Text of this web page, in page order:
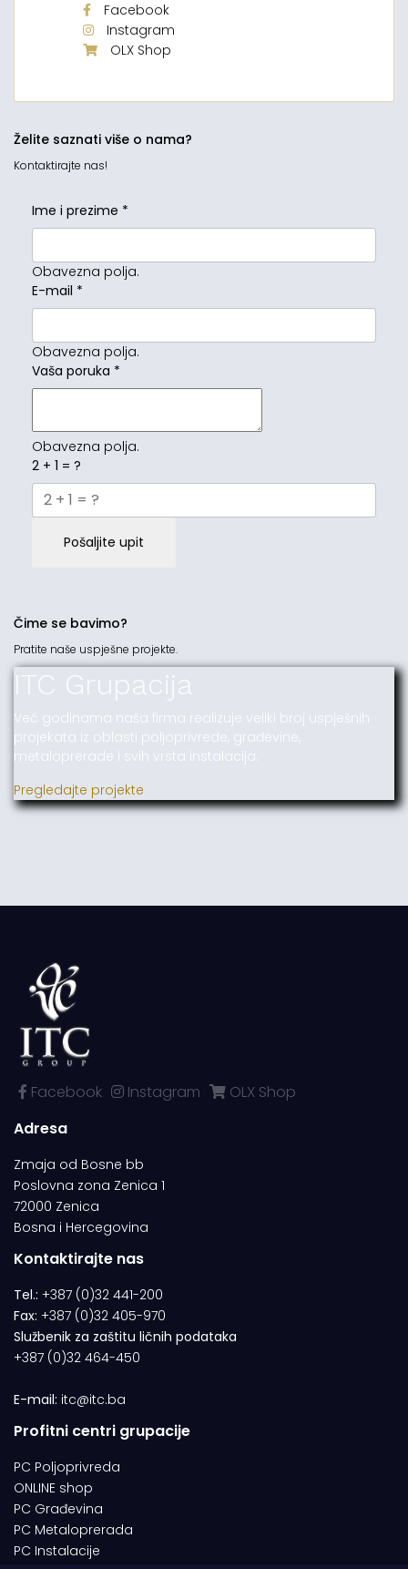
Facebook
Instagram
OLX Shop
Želite saznati više o nama?
Kontaktirajte nas!
Ime i prezime *
Obavezna polja.
E-mail *
Obavezna polja.
Vaša poruka *
Obavezna polja.
2 + 1 = ?
Pošaljite upit
Čime se bavimo?
Pratite naše uspješne projekte.
ITC Grupacija
Već godinama naša firma realizuje veliki broj uspješnih
projekata iz oblasti poljoprivrede, građevine,
metaloprerade i svih vrsta instalacija.
Pregledajte projekte
Facebook Instagram
OLX Shop
Adresa
Zmaja od Bosne bb
Poslovna zona Zenica 1
72000 Zenica
Bosna i Hercegovina
Kontaktirajte nas
Tel.: +387 (0)32 441-200
Fax: +387 (0)32 405-970
Službenik za zaštitu ličnih podataka
+387 (0)32 464-450
E-mail: itc@itc.ba
Profitni centri grupacije
PC Poljoprivreda
ONLINE shop
PC Građevina
PC Metaloprerada
PC Instalacije